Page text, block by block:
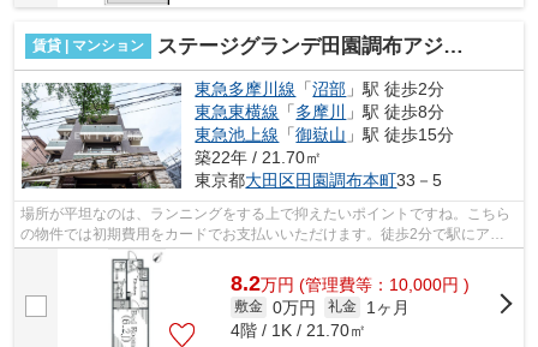
賃貸 | マンション ステージグランデ田園調布アジールコート
東急多摩川線 「沼部 」駅 徒歩2分
東急東横線 「多摩川
」駅 徒歩8分
東急池上線 「御嶽山 」駅 徒歩15分
築22年 / 21.70㎡
東京都大田区田園調布本町33－5
場所が平坦なのは、ランニングをする上で抑えたいポイントですね。こちら
の物件では初期費用をカードでお支払いいただけます。徒歩2分で駅にアク
セス可能な、魅力的な駅近物件です。最...
8.2万円 (管理費等：10,000円 )
敷金 0万円 礼金
1ヶ月
4階 / 1K / 21.70㎡